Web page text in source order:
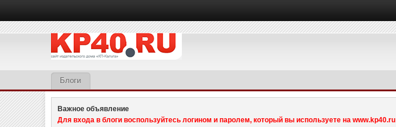
Блоги
Важное объявление
Для входа в блоги воспользуйтесь логином и паролем, который вы используете на www.kp40.ru